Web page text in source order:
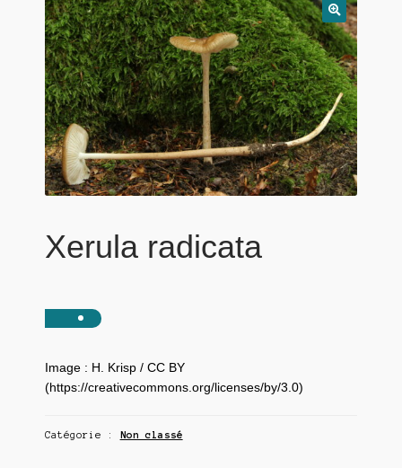
Xerula radicata
Image : H. Krisp / CC BY
(https://creativecommons.org/licenses/by/3.0)
Catégorie : Non classé